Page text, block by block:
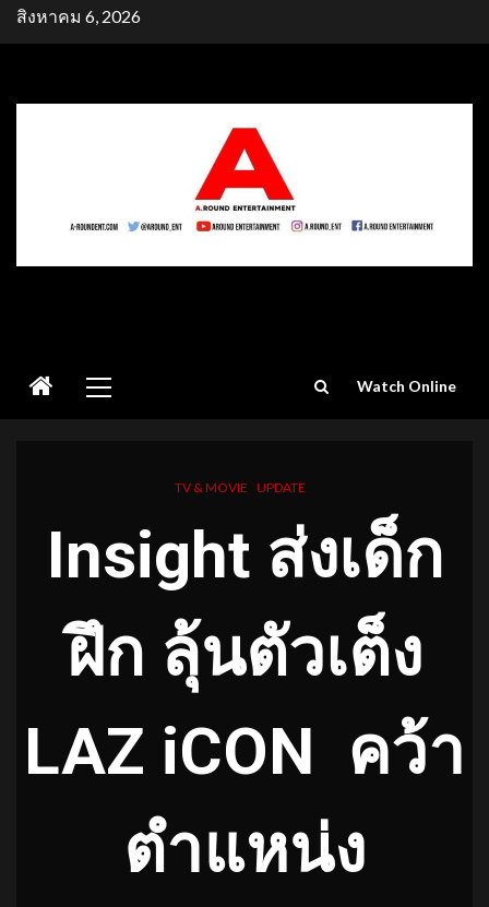
Skipสิงหาคม 6, 2026
Menu
Watch Online
TV & MOVIE UPDATE
Insight ส่งเด็ก
ฝึก ลุ้นตัวเต็ง
LAZ iCON คว้า
ตำแหน่ง